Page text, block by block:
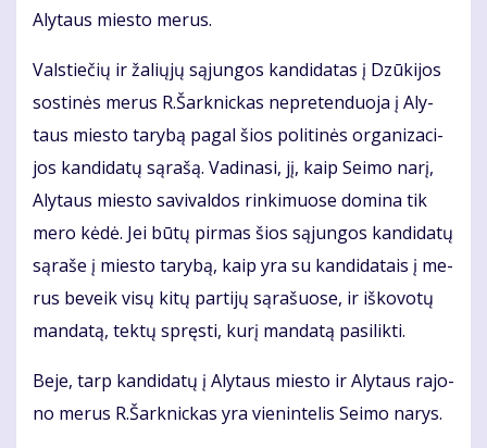
Aly­taus mies­to me­rus.
Vals­tie­čių ir ža­lių­jų są­jun­gos kan­di­da­tas į Dzū­ki­jos
sos­ti­nės me­rus R.Šar­knic­kas ne­pre­ten­duo­ja į Aly­
taus mies­to ta­ry­bą pa­gal šios po­li­ti­nės or­ga­ni­za­ci­
jos kan­di­da­tų są­ra­šą. Va­di­na­si, jį, kaip Sei­mo na­rį,
Aly­taus mies­to sa­vi­val­dos rin­ki­muo­se do­mi­na tik
me­ro kė­dė. Jei bū­tų pir­mas šios są­jun­gos kan­di­da­tų
są­ra­še į mies­to ta­ry­bą, kaip yra su kan­di­da­tais į me­
rus be­veik vi­sų ki­tų par­ti­jų są­ra­šuo­se, ir iš­ko­vo­tų
man­da­tą, tek­tų spręs­ti, ku­rį man­da­tą pa­si­lik­ti.
Be­je, tarp kan­di­da­tų į Aly­taus mies­to ir Aly­taus ra­jo­
no me­rus R.Šar­knic­kas yra vie­nin­te­lis Sei­mo na­rys.